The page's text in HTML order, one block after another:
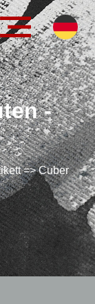
-
=> Cuber